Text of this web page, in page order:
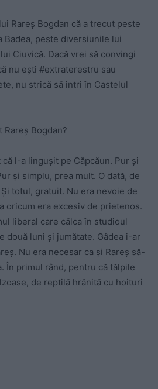
Rareș Bogdan că a trecut peste
Badea, peste diversiunile lui
Ciuvică. Dacă vrei să convingi
nu ești #extraterestru sau
nu strică să intri în Castelul
Rareș Bogdan?
l-a lingușit pe Căpcăun. Pur și
și simplu, prea mult. O dată, de
totul, gratuit. Nu era nevoie de
oricum era excesiv de prietenos.
liberal care călca în studioul
două luni și jumătate. Gâdea i-ar
Nu era necesar ca și Rareș să-
În primul rând, pentru că tălpile
de reptilă hrănită cu hoituri